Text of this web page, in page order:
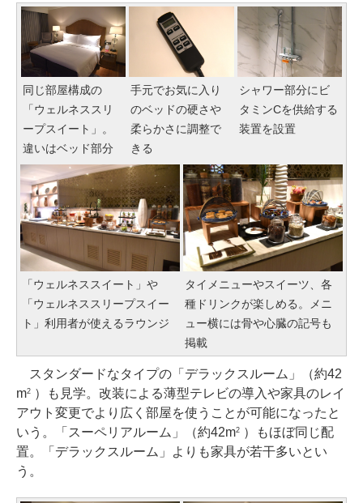
同じ部屋構成の
「ウェルネススリ
ープスイート」。
違いはベッド部分
手元でお気に入り
のベッドの硬さや
柔らかさに調整で
きる
シャワー部分にビ
タミンCを供給する
装置を設置
「ウェルネススイート」や
「ウェルネススリープスイー
ト」利用者が使えるラウンジ
タイメニューやスイーツ、各
種ドリンクが楽しめる。メニ
ュー横には骨や心臓の記号も
掲載
スタンダードなタイプの「デラックスルーム」（約42
m2 ）も見学。改装による薄型テレビの導入や家具のレイ
アウト変更でより広く部屋を使うことが可能になったと
いう。「スーペリアルーム」（約42m2）もほぼ同じ配
置。「デラックスルーム」よりも家具が若干多いとい
う。